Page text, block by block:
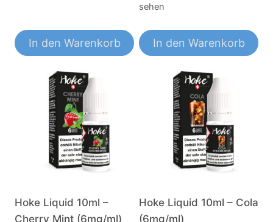
In den Warenkorb
sehen
In den Warenkorb
Hoke Liquid 10ml –
Cherry Mint (6mg/ml)
Hoke Liquid 10ml – Cola
(6mg/ml)